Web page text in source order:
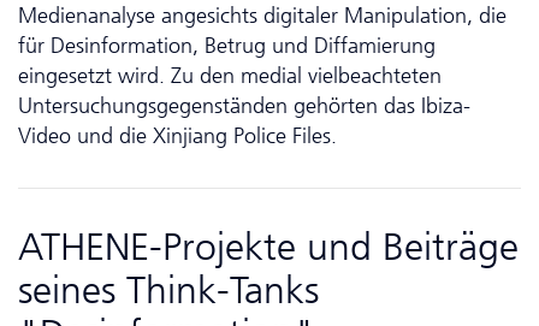
Medienanalyse angesichts digitaler Manipulation, die
für Desinformation, Betrug und Diffamierung
eingesetzt wird. Zu den medial vielbeachteten
Untersuchungsgegenständen gehörten das Ibiza-
Video und die Xinjiang Police Files.
ATHENE-Projekte und Beiträge
seines Think-Tanks